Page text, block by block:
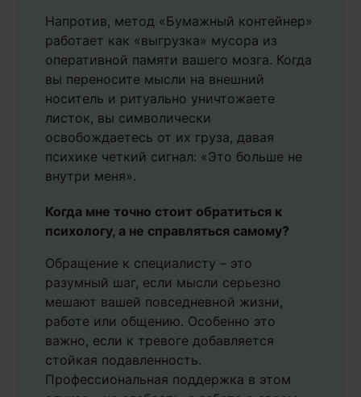
Напротив, метод «Бумажный контейнер»
работает как «выгрузка» мусора из
оперативной памяти вашего мозга. Когда
вы переносите мысли на внешний
носитель и ритуально уничтожаете
листок, вы символически
освобождаетесь от их груза, давая
психике четкий сигнал: «Это больше не
внутри меня».
Когда мне точно стоит обратиться к
психологу, а не справляться самому?
Обращение к специалисту – это
разумный шаг, если мысли серьезно
мешают вашей повседневной жизни,
работе или общению. Особенно это
важно, если к тревоге добавляется
стойкая подавленность.
Профессиональная поддержка в этом